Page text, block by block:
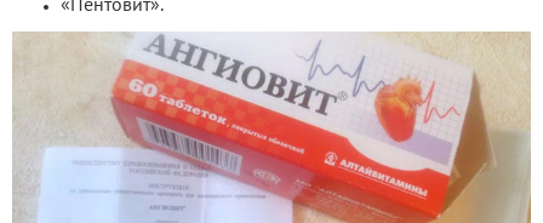
«Пентовит».